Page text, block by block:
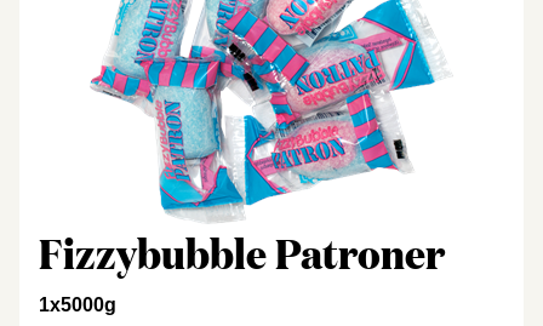
Fizzybubble Patroner
1x5000g